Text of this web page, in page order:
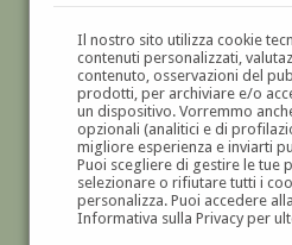
Il nostro sito utilizza cookie
contenuti personalizzati,
contenuto, osservazioni del
prodotti, per archiviare e/o
un dispositivo. Vorremmo
opzionali (analitici e di
migliore esperienza e inviarti
Puoi scegliere di gestire le tue
selezionare o rifiutare tutti i
personalizza. Puoi accedere
Informativa sulla Privacy per
GALLERIAD'ARTE
DIPINTI E